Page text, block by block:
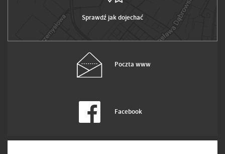
Sprawdź jak dojechać
Poczta www
Facebook